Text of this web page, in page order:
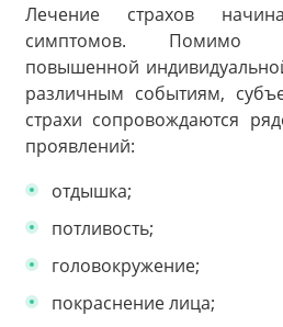
Лечение страхов
симптомов. Помимо
повышенной
различным событиям,
страхи сопровождаются
проявлений:
отдышка;
потливость;
головокружение;
покраснение лица;